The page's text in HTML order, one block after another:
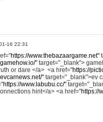
16 22:31
https://www.thebazaargame.net"
" target="_blank">
or dare </a> <a href="https://
" target="_blank">ev
https://www.labubu.cc/"
hint</a> <a href="https://